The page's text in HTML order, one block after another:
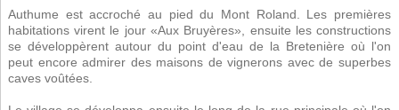
Authume est accroché au pied du Mont Roland. Les premières
habitations virent le jour «Aux Bruyères», ensuite les constructions
se développèrent autour du point d'eau de la Bretenière où l'on
peut encore admirer des maisons de vignerons avec de superbes
caves voûtées.